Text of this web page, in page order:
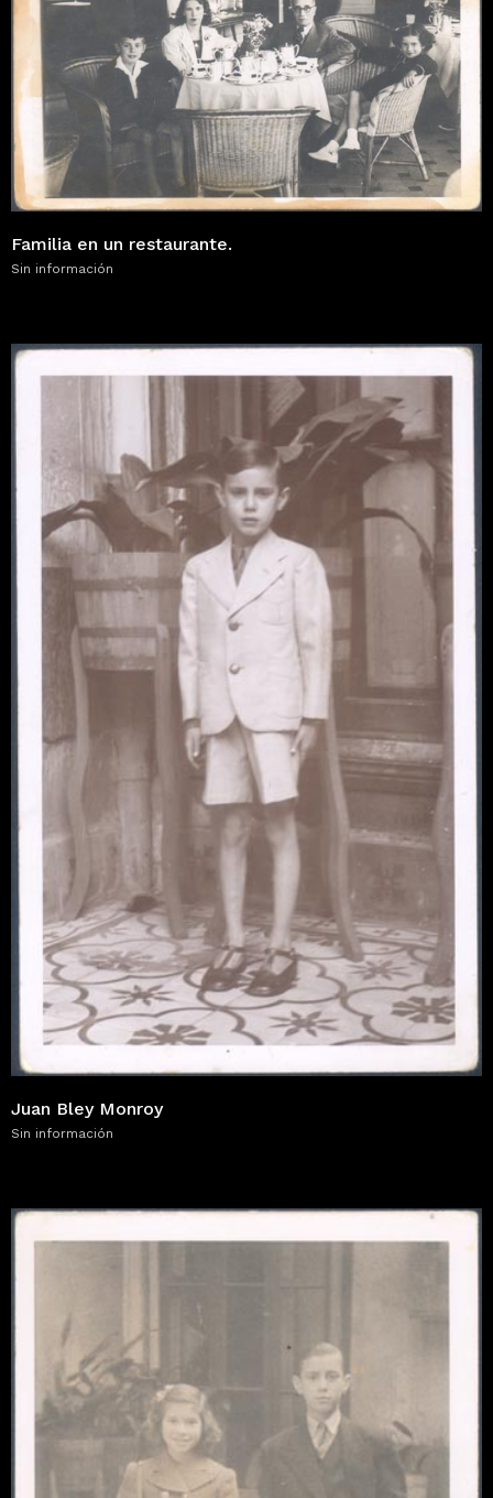
Familia en un restaurante.
Sin información
Juan Bley Monroy
Sin información